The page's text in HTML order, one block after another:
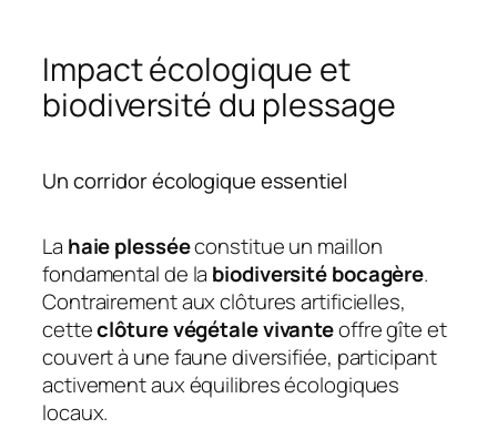
Impact écologique et
biodiversité du plessage
Un corridor écologique essentiel
La haie plesséeconstitue un maillon
fondamental de la biodiversité bocagère.
Contrairement aux clôtures artificielles,
cetteclôture végétale vivanteoffre gîte et
couvert à une faune diversifiée, participant
activement aux équilibres écologiques
locaux.